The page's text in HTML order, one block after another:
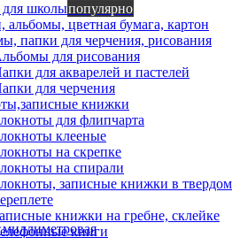
для школыпопулярно
альбомы, цветная бумага, картон
папки для черчения, рисования
для рисования
для акварелей и пастелей
для черчения
книжки
для флипчарта
клееные
на скрепке
на спирали
записные книжки в твердом
книжки на гребне, склейке
книги